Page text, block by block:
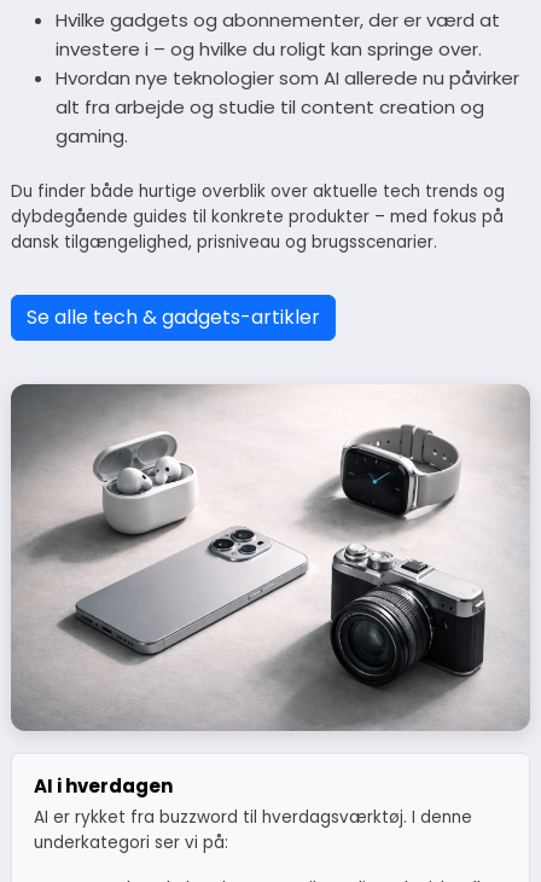
Hvilke gadgets og abonnementer, der er værd at
investere i – og hvilke du roligt kan springe over.
Hvordan nye teknologier som AI allerede nu påvirker
alt fra arbejde og studie til content creation og
gaming.
Du finder både hurtige overblik over aktuelle tech trends og
dybdegående guides til konkrete produkter – med fokus på
dansk tilgængelighed, prisniveau og brugsscenarier.
Se alle tech & gadgets-artikler
AI i hverdagen
AI er rykket fra buzzword til hverdagsværktøj. I denne
underkategori ser vi på: